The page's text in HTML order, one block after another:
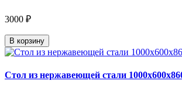
3000 ₽
В корзину
Стол из нержавеющей стали